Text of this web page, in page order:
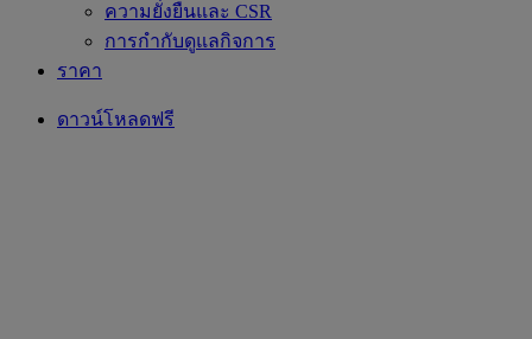
ความยั่งยืนและ CSR
การกำกับดูแลกิจการ
ราคา
ดาวน์โหลดฟรี